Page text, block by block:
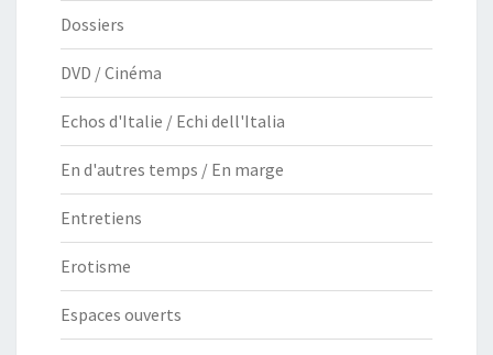
Dossiers
DVD / Cinéma
Echos d'Italie / Echi dell'Italia
En d'autres temps / En marge
Entretiens
Erotisme
Espaces ouverts